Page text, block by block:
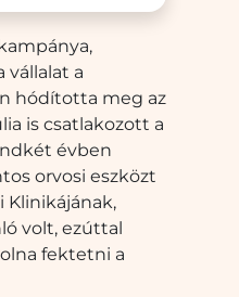
vállalat a
hódította meg az
is csatlakozott a
évben
orvosi eszközt
Klinikájának,
volt, ezúttal
fektetni a